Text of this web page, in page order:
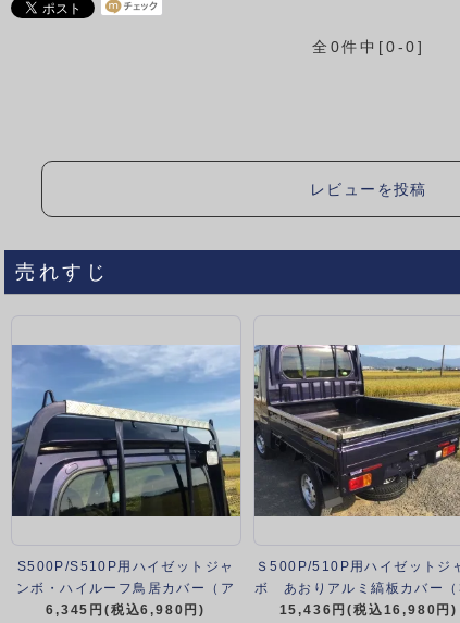
全0件中[0-0]
レビューを投稿
売れすじ
S500P/S510P用ハイゼットジャ
ンボ・ハイルーフ鳥居カバー（ア
ルミ縞板）（H26/9～R3/12/19）
6,345円(税込6,980円)
Ｓ500P/510P用ハイゼットジ
ボ あおりアルミ縞板カバー（
セット）
15,436円(税込16,980円)